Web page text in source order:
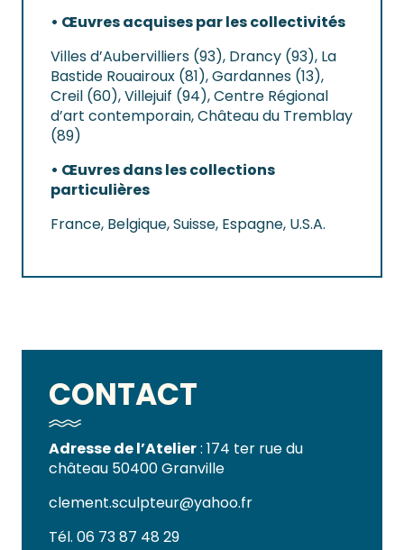
• Œuvres acquises par les collectivités
Villes d’Aubervilliers (93), Drancy (93), La
Bastide Rouairoux (81), Gardannes (13),
Creil (60), Villejuif (94), Centre Régional
d’art contemporain, Château du Tremblay
(89)
• Œuvres dans les collections
particulières
France, Belgique, Suisse, Espagne, U.S.A.
CONTACT
Adresse de l’Atelier: 174 ter rue du
château 50400 Granville
clement.sculpteur@yahoo.fr
Tél. 06 73 87 48 29